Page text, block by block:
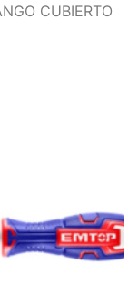
CUBIERTO